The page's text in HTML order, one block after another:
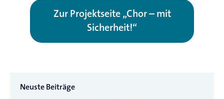
Zur Projektseite „Chor – mit
Sicherheit!“
Neuste Beiträge